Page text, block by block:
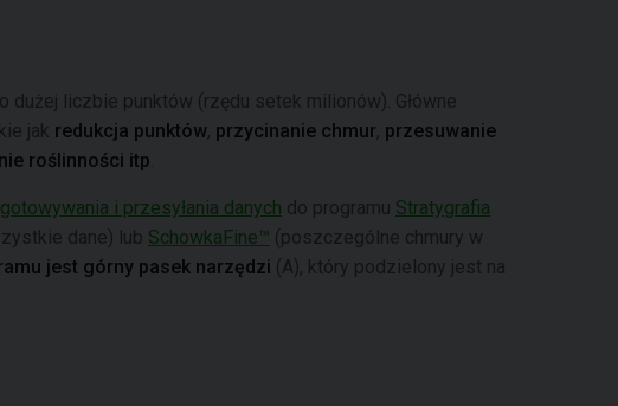
o dużej liczbie punktów (rzędu setek milionów). Główne
jak redukcja punktów, przycinanie chmur, przesuwanie
roślinności itp
i przesyłania danych do programu Stratygrafia
dane) lub SchowkaFine™ (poszczególne chmury w
jest górny pasek narzędzi (A), który podzielony jest na